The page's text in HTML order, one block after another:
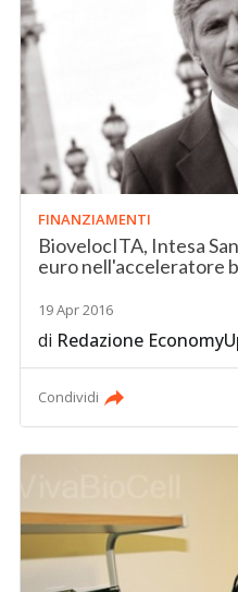
FINANZIAMENTI
BiovelocITA, Intesa
euro nell'acceleratore
19 Apr 2016
di Redazione
Condividi